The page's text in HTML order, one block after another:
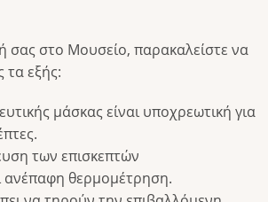
σας στο Μουσείο, παρακαλείστε να
εξής:
μάσκας είναι υποχρεωτική για
των επισκεπτών
ανέπαφη θερμομέτρηση.